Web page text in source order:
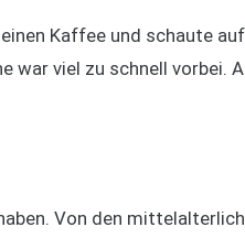
Kaffee und schaute
war viel zu schnell vorbei.
Von den